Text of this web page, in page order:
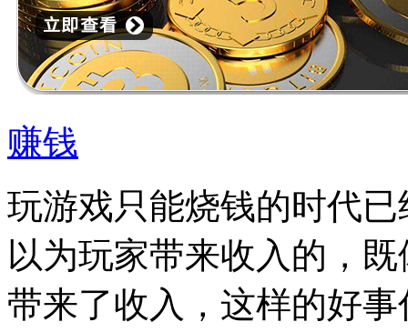
赚钱
玩游戏只能烧钱的时代
以为玩家带来收入的，
带来了收入，这样的好